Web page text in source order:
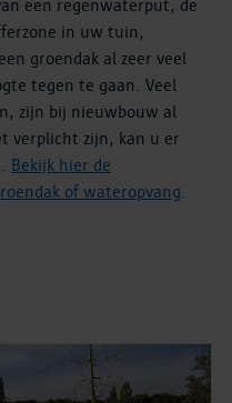
een regenwaterput, de
in uw tuin,
groendak al zeer veel
tegen te gaan. Veel
zijn bij nieuwbouw al
verplicht zijn, kan u er
Bekijk hier de
of wateropvang